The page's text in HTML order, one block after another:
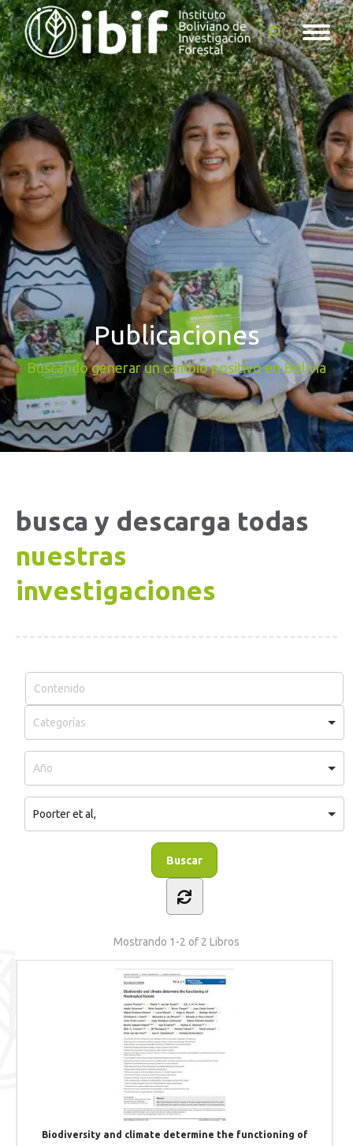
Buscar:
Publicaciones
Buscando generar un cambio positivo en Bolivia
busca y descarga todas
nuestras
investigaciones
Poorter et al,
Mostrando 1-2 of 2 Libros
Biodiversity and climate determine the functioning of